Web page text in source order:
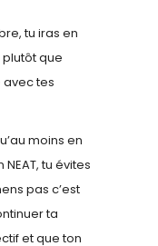
tu iras en
que
avec tes
moins en
tu évites
pas c’est
ta
et que ton